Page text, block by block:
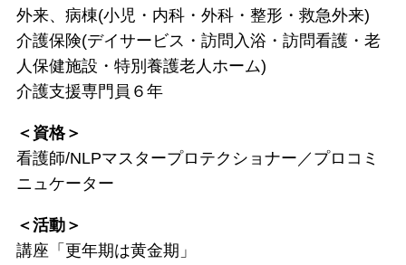
外来、病棟(小児・内科・外科・整形・救急外来)
介護保険(デイサービス・訪問入浴・訪問看護・老
人保健施設・特別養護老人ホーム)
介護支援専門員６年
＜資格＞
看護師/NLPマスタープロテクショナー／プロコミ
ニュケーター
＜活動＞
講座「更年期は黄金期」